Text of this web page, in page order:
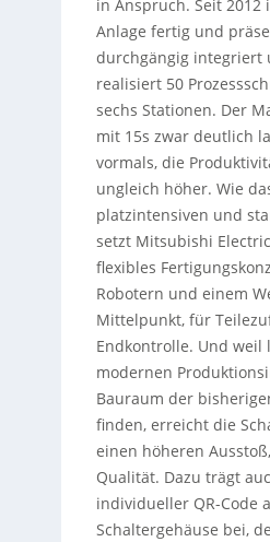
in Anspruch. Seit 2012
Anlage fertig und
durchgängig integriert
realisiert 50
sechs Stationen. Der
mit 15s zwar deutlich
vormals, die
ungleich höher. Wie
platzintensiven und
setzt Mitsubishi
flexibles
Robotern und einem
Mittelpunkt, für
Endkontrolle. Und weil
modernen
Bauraum der
finden, erreicht die
einen höheren
Qualität. Dazu trägt
individueller QR-Code
Schaltergehäuse bei,